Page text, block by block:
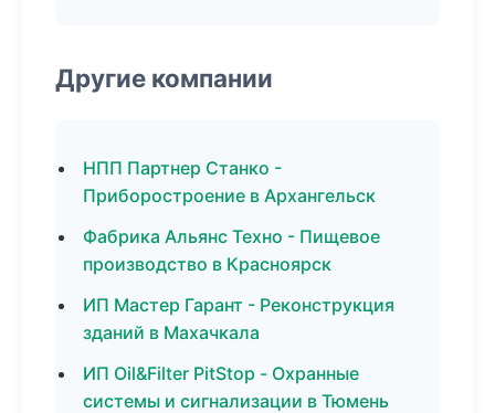
Другие компании
НПП Партнер Станко -
Приборостроение в Архангельск
Фабрика Альянс Техно - Пищевое
производство в Красноярск
ИП Мастер Гарант - Реконструкция
зданий в Махачкала
ИП Oil&Filter PitStop - Охранные
системы и сигнализации в Тюмень